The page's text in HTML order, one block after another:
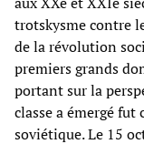
trotskysme contre
de la révolution
premiers grands
portant sur la
classe a émergé
soviétique. Le 15